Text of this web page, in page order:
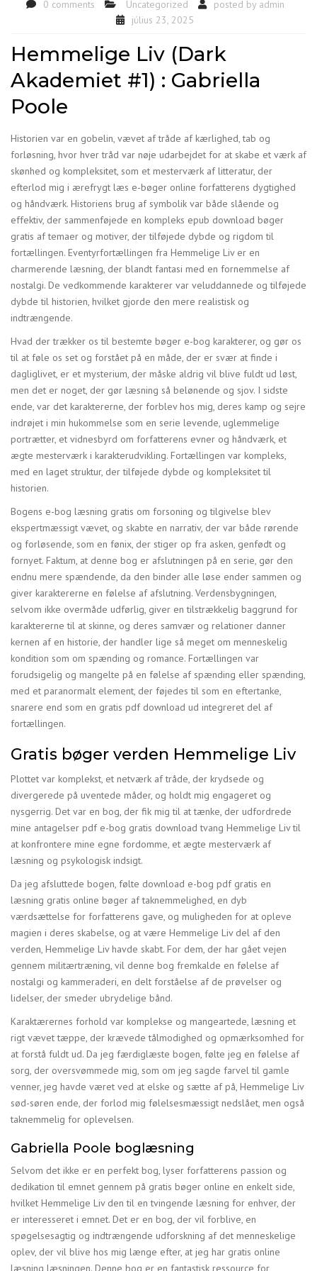
0 comments Uncategorized posted by admin
július 23, 2025
Hemmelige Liv (Dark
Akademiet #1) : Gabriella
Poole
Historien var en gobelin, vævet af tråde af kærlighed, tab og
forløsning, hvor hver tråd var nøje udarbejdet for at skabe et værk af
skønhed og kompleksitet, som et mesterværk af litteratur, der
efterlod mig i ærefrygt læs e-bøger online forfatterens dygtighed
og håndværk. Historiens brug af symbolik var både slående og
effektiv, der sammenføjede en kompleks epub download bøger
gratis af temaer og motiver, der tilføjede dybde og rigdom til
fortællingen. Eventyrfortællingen fra Hemmelige Liv er en
charmerende læsning, der blandt fantasi med en fornemmelse af
nostalgi. De vedkommende karakterer var veluddannede og tilføjede
dybde til historien, hvilket gjorde den mere realistisk og
indtrængende.
Hvad der trækker os til bestemte bøger e-bog karakterer, og gør os
til at føle os set og forstået på en måde, der er svær at finde i
dagliglivet, er et mysterium, der måske aldrig vil blive fuldt ud løst,
men det er noget, der gør læsning så belønende og sjov. I sidste
ende, var det karaktererne, der forblev hos mig, deres kamp og sejre
indrøjet i min hukommelse som en serie levende, uglemmelige
portrætter, et vidnesbyrd om forfatterens evner og håndværk, et
ægte mesterværk i karakterudvikling. Fortællingen var kompleks,
med en laget struktur, der tilføjede dybde og kompleksitet til
historien.
Bogens e-bog læsning gratis om forsoning og tilgivelse blev
ekspertmæssigt vævet, og skabte en narrativ, der var både rørende
og forløsende, som en fønix, der stiger op fra asken, genfødt og
fornyet. Faktum, at denne bog er afslutningen på en serie, gør den
endnu mere spændende, da den binder alle løse ender sammen og
giver karaktererne en følelse af afslutning. Verdensbygningen,
selvom ikke overmåde udførlig, giver en tilstrækkelig baggrund for
karaktererne til at skinne, og deres samvær og relationer danner
kernen af en historie, der handler lige så meget om menneskelig
kondition som om spænding og romance. Fortællingen var
forudsigelig og mangelte på en følelse af spænding eller spænding,
med et paranormalt element, der føjedes til som en eftertanke,
snarere end som en gratis pdf download ud integreret del af
fortællingen.
Gratis bøger verden Hemmelige Liv
Plottet var komplekst, et netværk af tråde, der krydsede og
divergerede på uventede måder, og holdt mig engageret og
nysgerrig. Det var en bog, der fik mig til at tænke, der udfordrede
mine antagelser pdf e-bog gratis download tvang Hemmelige Liv til
at konfrontere mine egne fordomme, et ægte mesterværk af
læsning og psykologisk indsigt.
Da jeg afsluttede bogen, følte download e-bog pdf gratis en
læsning gratis online bøger af taknemmelighed, en dyb
værdsættelse for forfatterens gave, og muligheden for at opleve
magien i deres skabelse, og at være Hemmelige Liv del af den
verden, Hemmelige Liv havde skabt. For dem, der har gået vejen
gennem militærtræning, vil denne bog fremkalde en følelse af
nostalgi og kammeraderi, en delt forståelse af de prøvelser og
lidelser, der smeder ubrydelige bånd.
Karaktærernes forhold var komplekse og mangeartede, læsning et
rigt vævet tæppe, der krævede tålmodighed og opmærksomhed for
at forstå fuldt ud. Da jeg færdiglæste bogen, følte jeg en følelse af
sorg, der oversvømmede mig, som om jeg sagde farvel til gamle
venner, jeg havde været ved at elske og sætte af på, Hemmelige Liv
sød-søren ende, der forlod mig følelsesmæssigt nedslået, men også
taknemmelig for oplevelsen.
Gabriella Poole boglæsning
Selvom det ikke er en perfekt bog, lyser forfatterens passion og
dedikation til emnet gennem på gratis bøger online en enkelt side,
hvilket Hemmelige Liv den til en tvingende læsning for enhver, der
er interesseret i emnet. Det er en bog, der vil forblive, en
spøgelsesagtig og indtrængende udforskning af det menneskelige
oplev, der vil blive hos mig længe efter, at jeg har gratis online
læsning læsningen. Denne bog er en fantastisk ressource for